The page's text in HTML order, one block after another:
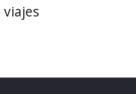
viajes